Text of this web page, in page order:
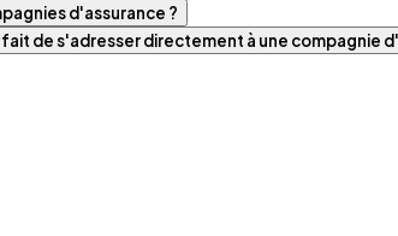
d'assurance ?
de s'adresser directement à une compagnie